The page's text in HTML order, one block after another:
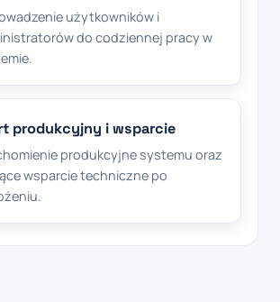
użytkowników i
do codziennej pracy w
produkcyjny i wsparcie
produkcyjne systemu oraz
wsparcie techniczne po